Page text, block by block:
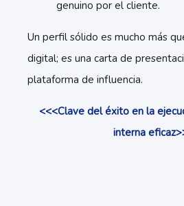
genuino por el cliente.
Un perfil sólido es mucho más
digital; es una carta de
plataforma de influencia.
<<<Clave del éxito en la
interna